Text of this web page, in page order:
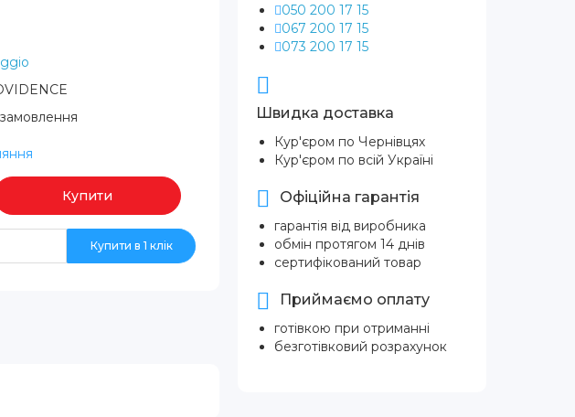
Купити
Купити в 1 клік
050 200 17 15
067 200 17 15
073 200 17 15
Швидка доставка
Кур'єром по Чернівцях
Кур'єром по всій Україні
Офіційна гарантія
гарантія від виробника
обмін протягом 14 днів
сертифікований товар
Приймаємо оплату
готівкою при отриманні
безготівковий розрахунок